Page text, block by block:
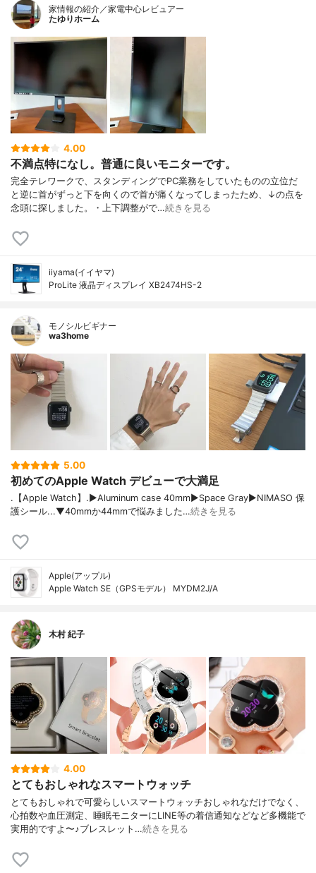
家情報の紹介／家電中心レビュアー
たゆりホーム
4.00
不満点特になし。普通に良いモニターです。
完全テレワークで、スタンディングでPC業務をしていたものの立位だ
と逆に首がずっと下を向くので首が痛くなってしまったため、↓の点を
念頭に探しました。・上下調整がで…続きを見る
iiyama(イイヤマ)
ProLite 液晶ディスプレイ XB2474HS-2
モノシルビギナー
wa3home
5.00
初めてのApple Watch デビューで大満足
.【Apple Watch】.▶︎Aluminum case 40mm▶︎Space Gray▶︎NIMASO 保
護シール...▼40mmか44mmで悩みました…続きを見る
Apple(アップル)
Apple Watch SE（GPSモデル） MYDM2J/A
木村 紀子
4.00
とてもおしゃれなスマートウォッチ
とてもおしゃれで可愛らしいスマートウォッチおしゃれなだけでなく、
心拍数や血圧測定、睡眠モニターにLINE等の着信通知などなど多機能で
実用的ですよ〜♪ブレスレット…続きを見る